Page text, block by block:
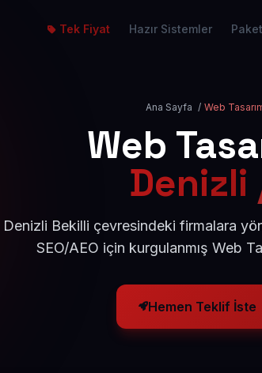
Tek Fiyat Hazır Sistemler
Ana Sayfa / Web
Web
Denizli Bekilli çevresindeki firmalara
SEO/AEO için kurgulanmış Web
Hemen Teklif İste